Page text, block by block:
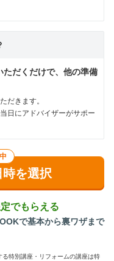
だくだけで、他の準備
だきます。
日にアドバイザーがサポー
を選択
でもらえる
で基本から裏ワザまで
特別講座・リフォームの講座は特